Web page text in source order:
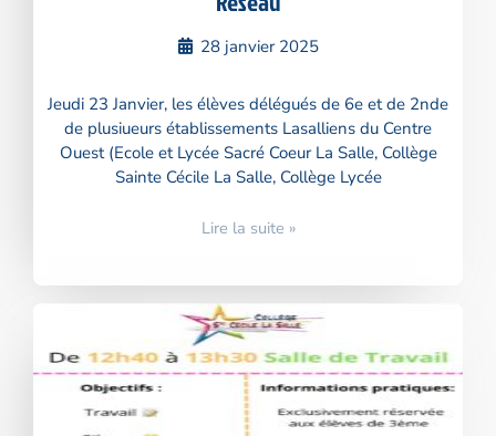
28 janvier 2025
Jeudi 23 Janvier, les élèves délégués de 6e et de 2nde
de plusiueurs établissements Lasalliens du Centre
Ouest (Ecole et Lycée Sacré Coeur La Salle, Collège
Sainte Cécile La Salle, Collège Lycée
Lire la suite »